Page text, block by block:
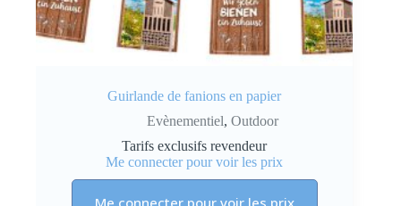
Guirlande de fanions en papier
Evènementiel, Outdoor
Tarifs exclusifs revendeur
Me connecter pour voir les prix